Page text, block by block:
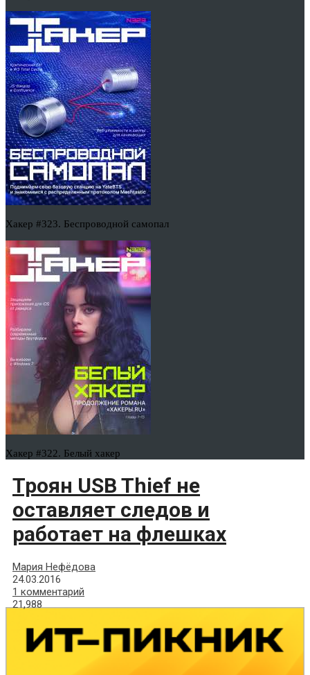
Хакер #323. Беспроводной самопал
Хакер #322. Белый хакер
Троян USB Thief не
оставляет следов и
работает на флешках
Мария Нефёдова
24.03.2016
1 комментарий
21,988